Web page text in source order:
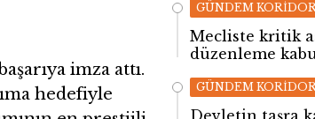
imza attı.
hedefiyle
GÜNDEM
Mecliste kritik
düzenleme
GÜNDEM
Devletin taşra